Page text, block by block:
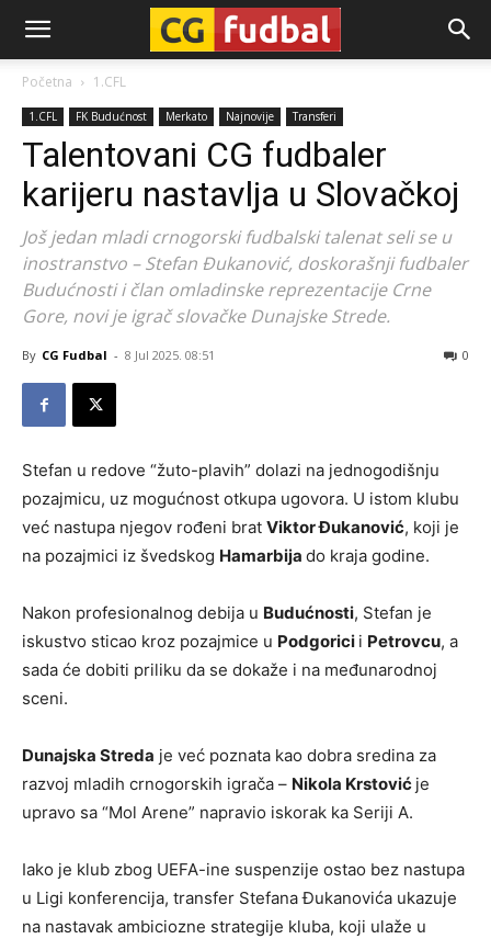
CG-
Fudbal
Početna 1.CFL
1.CFL FK Budućnost Merkato Najnovije Transferi
Talentovani CG fudbaler
karijeru nastavlja u Slovačkoj
Još jedan mladi crnogorski fudbalski talenat seli se u
inostranstvo – Stefan Đukanović, doskorašnji fudbaler
Budućnosti i član omladinske reprezentacije Crne
Gore, novi je igrač slovačke Dunajske Strede.
By CG Fudbal - 8 Jul 2025. 08:51 0
Stefan u redove “žuto-plavih” dolazi na jednogodišnju
pozajmicu, uz mogućnost otkupa ugovora. U istom klubu
već nastupa njegov rođeni brat Viktor Đukanović, koji je
na pozajmici iz švedskog Hamarbija do kraja godine.
Nakon profesionalnog debija u Budućnosti, Stefan je
iskustvo sticao kroz pozajmice u Podgorici i Petrovcu, a
sada će dobiti priliku da se dokaže i na međunarodnoj
sceni.
Dunajska Streda je već poznata kao dobra sredina za
razvoj mladih crnogorskih igrača – Nikola Krstović je
upravo sa “Mol Arene” napravio iskorak ka Seriji A.
Iako je klub zbog UEFA-ine suspenzije ostao bez nastupa
u Ligi konferencija, transfer Stefana Đukanovića ukazuje
na nastavak ambiciozne strategije kluba, koji ulaže u